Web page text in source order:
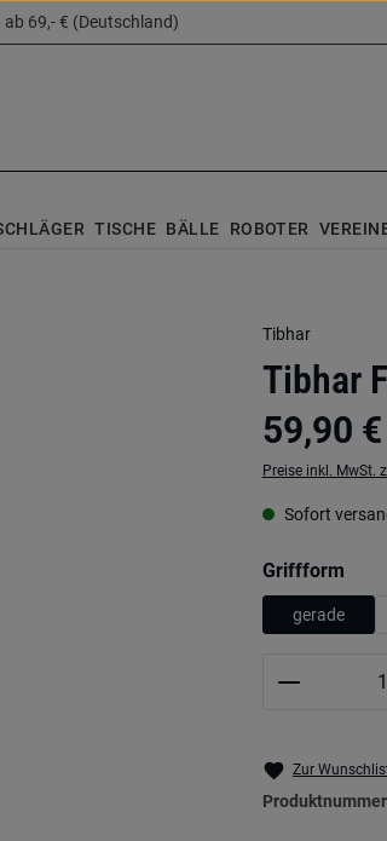
69,- € (Deutschland)
TISCHE BÄLLE ROBOTER
Tibhar
Tibhar
59,90 €
Preise inkl. MwSt.
Sofort
Griffform
gerade
Produkt
Zur